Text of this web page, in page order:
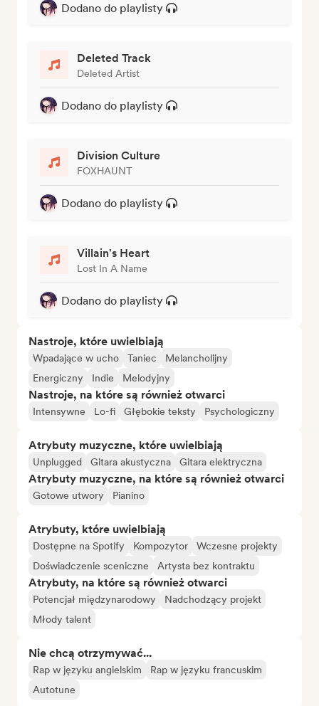
Dodano do playlisty
Deleted Track
Deleted Artist
Dodano do playlisty
Division Culture
FOXHAUNT
Dodano do playlisty
Villain's Heart
Lost In A Name
Dodano do playlisty
Nastroje, które uwielbiają
Wpadające w ucho Taniec
Melancholijny
Energiczny
Indie Melodyjny
Nastroje, na które są również otwarci
Intensywne Lo-fi Głębokie teksty Psychologiczny
Atrybuty muzyczne, które uwielbiają
Unplugged Gitara akustyczna Gitara elektryczna
Atrybuty muzyczne, na które są również otwarci
Gotowe utwory Pianino
Atrybuty, które uwielbiają
Dostępne na Spotify Kompozytor
Wczesne projekty
Doświadczenie sceniczne
Artysta bez kontraktu
Atrybuty, na które są również otwarci
Potencjał międzynarodowy
Nadchodzący projekt
Młody talent
Nie chcą otrzymywać...
Rap w języku angielskim
Rap w języku francuskim
Autotune